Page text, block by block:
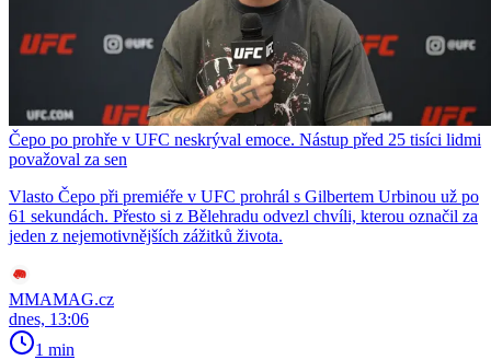
Čepo po prohře v UFC neskrýval emoce. Nástup před 25 tisíci lidmi
považoval za sen
Vlasto Čepo při premiéře v UFC prohrál s Gilbertem Urbinou už po
61 sekundách. Přesto si z Bělehradu odvezl chvíli, kterou označil za
jeden z nejemotivnějších zážitků života.
MMAMAG.cz
dnes, 13:06
1 min